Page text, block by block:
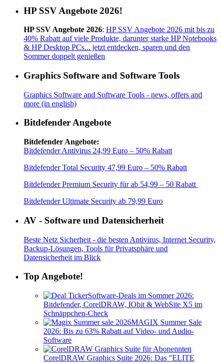
HP SSV Angebote 2026!
HP SSV Angebote 2026: HP SSV Angebote 2026 mit bis zu
40% Rabatt auf viele Produkte, darunter starke HP Notebooks
& HP Desktop PCs... jetzt entdecken, sparen und den
Sommer doppelt genießen
Graphics Software and Software Tools
Graphics Software and Software Tools - news, offers and
more (in english)
Bitdefender Angebote
Bitdefender Angebote:
Bitdefender Antivirus 24,99 Euro – 50% Rabatt
Bitdefender Total Security 47,99 Euro – 50% Rabatt
Bitdefender Premium Security für ab 54,99 – 50 Rabatt
Bitdefender Ultimate Security ab 79,99 Euro
AV - Software und Datensicherheit
Beste Netz Sicherheit - die besten Antivirus, Internet Security,
Backup-Lösungen, Tools für Privatsphäre und
Datensicherheit im Blick
Top Angebote!
Software-Deals im Sommer 2026:
Bitdefender, CorelDRAW, IObit & WebSite X5 im
Schnäppchen-Check
MAGIX Summer Sale
2026: Bis zu 63% Rabatt auf Video- und Audio-
Software
CorelDRAW Graphics Suite 2026: Das "ELITE